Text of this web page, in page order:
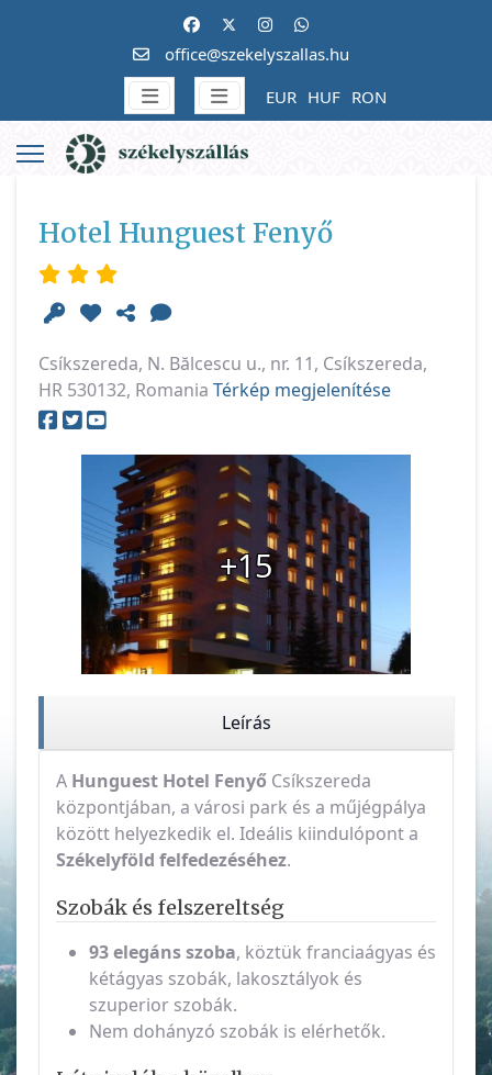
office@szekelyszallas.hu
EUR HUF RON
Hotel Hunguest Fenyő
Csíkszereda, N. Bălcescu u., nr. 11, Csíkszereda,
HR 530132, Romania Térkép megjelenítése
+15
Leírás
A Hunguest Hotel Fenyő Csíkszereda
központjában, a városi park és a műjégpálya
között helyezkedik el. Ideális kiindulópont a
Székelyföld felfedezéséhez.
Szobák és felszereltség
93 elegáns szoba, köztük franciaágyas és
kétágyas szobák, lakosztályok és
szuperior szobák.
Nem dohányzó szobák is elérhetők.